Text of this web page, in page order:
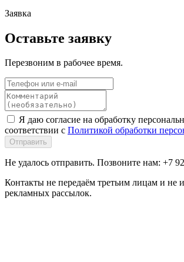
Заявка
Оставьте заявку
Перезвоним в рабочее время.
Я даю согласие на обработку
соответствии с Политикой обработки
Отправить
Не удалось отправить. Позвоните нам: +7
Контакты не передаём третьим лицам и не
рекламных рассылок.